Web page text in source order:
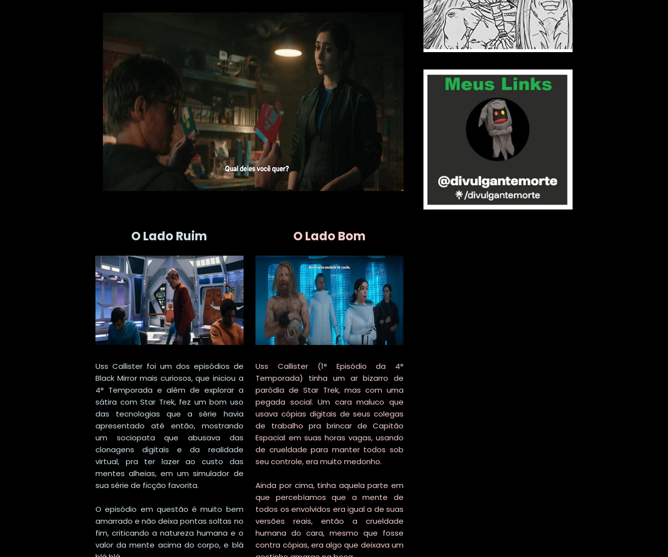
O Lado Ruim
Uss Callister foi um dos episódios de
Black Mirror mais curiosos, que iniciou a
4° Temporada e além de explorar a
sátira com Star Trek, fez um bom uso
das tecnologias que a série havia
apresentado até então, mostrando
um sociopata que abusava das
clonagens digitais e da realidade
virtual, pra ter lazer ao custo das
mentes alheias, em um simulador de
sua série de ficção favorita.
O episódio em questão é muito bem
amarrado e não deixa pontas soltas no
fim, criticando a natureza humana e o
valor da mente acima do corpo, e blá
O Lado Bom
Uss Callister (1° Episódio da 4°
Temporada) tinha um ar bizarro de
paródia de Star Trek, mas com uma
pegada social. Um cara maluco que
usava cópias digitais de seus colegas
de trabalho pra brincar de Capitão
Espacial em suas horas vagas, usando
de crueldade para manter todos sob
seu controle, era muito medonho.
Ainda por cima, tinha aquela parte em
que percebíamos que a mente de
todos os envolvidos era igual a de suas
versões reais, então a crueldade
humana do cara, mesmo que fosse
contra cópias, era algo que deixava um